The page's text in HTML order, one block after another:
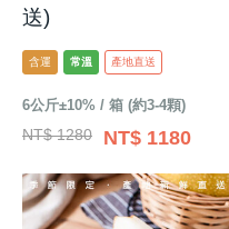
送)
含運 常溫 產地直送
6公斤±10% / 箱 (約3-4顆)
NT$ 1280 NT$ 1180